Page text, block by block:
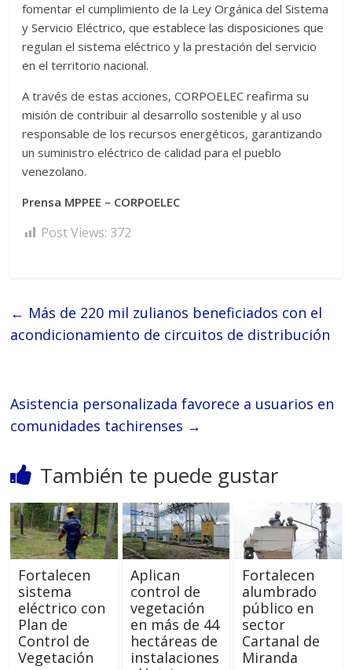
fomentar el cumplimiento de la Ley Orgánica del Sistema
y Servicio Eléctrico, que establece las disposiciones que
regulan el sistema eléctrico y la prestación del servicio
en el territorio nacional.
A través de estas acciones, CORPOELEC reafirma su
misión de contribuir al desarrollo sostenible y al uso
responsable de los recursos energéticos, garantizando
un suministro eléctrico de calidad para el pueblo
venezolano.
Prensa MPPEE – CORPOELEC
Post Views: 372
← Más de 220 mil zulianos beneficiados con el
acondicionamiento de circuitos de distribución
Asistencia personalizada favorece a usuarios en
comunidades tachirenses →
También te puede gustar
Fortalecen
sistema
eléctrico con
Plan de
Control de
Vegetación
Aplican
control de
vegetación
en más de 44
hectáreas de
instalaciones
Fortalecen
alumbrado
público en
sector
Cartanal de
Miranda